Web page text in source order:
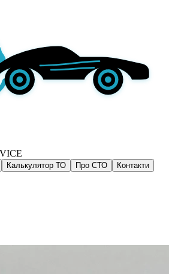
Калькулятор ТО Про СТО Контакти